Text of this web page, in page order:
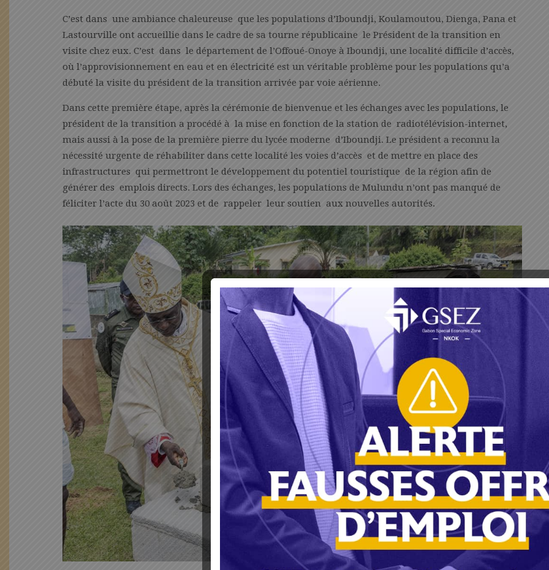
C’est dans une ambiance chaleureuse que les populations d’Iboundji, Koulamoutou, Dienga, Pana et
Lastourville ont accueillie dans le cadre de sa tourne républicaine le Président de la transition en
visite chez eux. C’est dans le département de l’Offoué-Onoye à Iboundji, une localité difficile d’accès,
où l’approvisionnement en eau et en électricité est un véritable problème pour les populations qu’a
débuté la visite du président de la transition arrivée par voie aérienne.
Dans cette première étape, après la cérémonie de bienvenue et les échanges avec les populations, le
président de la transition a procédé à la mise en fonction de la station de radiotélévision-internet,
mais aussi à la pose de la première pierre du lycée moderne d’Iboundji. Le président a reconnu la
nécessité urgente de réhabiliter dans cette localité les voies d’accès et de mettre en place des
infrastructures qui permettront le développement du potentiel touristique de la région afin de
générer des emplois directs. Lors des échanges, les populations de Mulundu n’ont pas manqué de
féliciter l’acte du 30 août 2023 et de rappeler leur soutien aux nouvelles autorités.